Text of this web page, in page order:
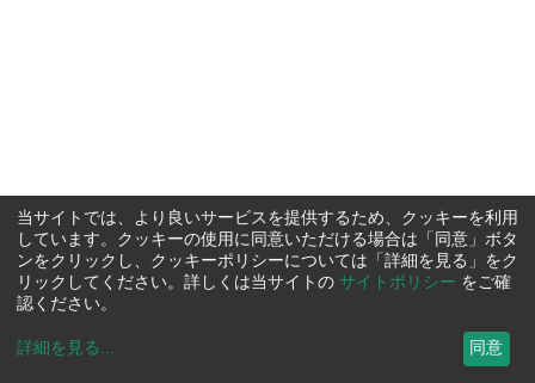
当サイトでは、より良いサービスを提供するため、クッキーを利用
しています。クッキーの使用に同意いただける場合は「同意」ボタ
ンをクリックし、クッキーポリシーについては「詳細を見る」をク
リックしてください。詳しくは当サイトの サイトポリシー をご確
認ください。
詳細を見る ... 同意